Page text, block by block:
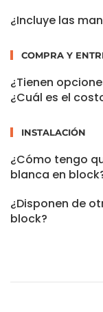
¿Incluye las
COMPRA Y
¿Tienen
¿Cuál es el
INSTALACIÓN
¿Cómo tengo
blanca en
¿Disponen de
block?